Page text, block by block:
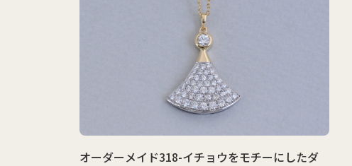
オーダーメイド318-イチョウをモチーにしたダ